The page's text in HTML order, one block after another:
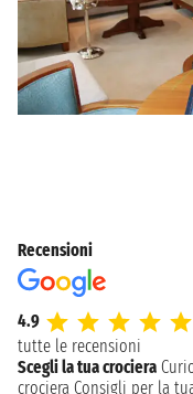
Recensioni
4.9
tutte le recensioni
Scegli la tua crociera
crociera Consigli per la